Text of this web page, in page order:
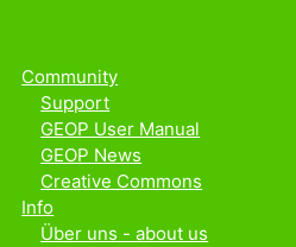
Community
Support
GEOP User Manual
GEOP News
Creative Commons
Info
Über uns - about us